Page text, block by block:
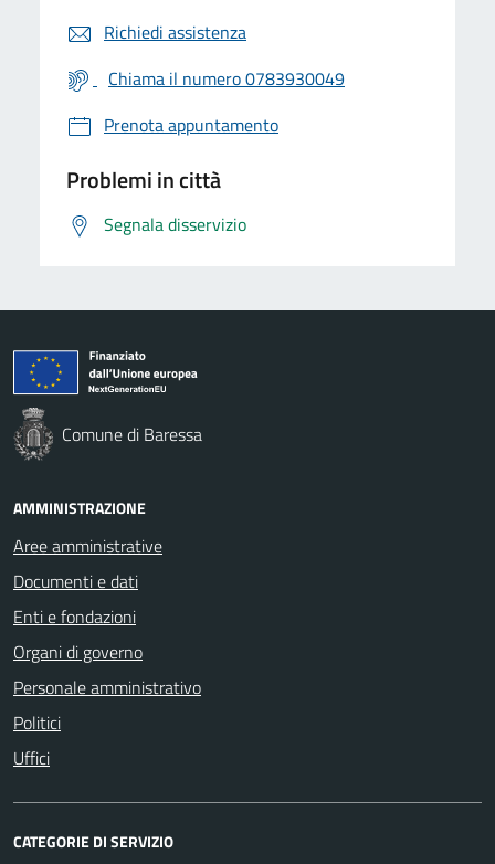
Richiedi assistenza
Chiama il numero 0783930049
Prenota appuntamento
Problemi in città
Segnala disservizio
Comune di Baressa
AMMINISTRAZIONE
Aree amministrative
Documenti e dati
Enti e fondazioni
Organi di governo
Personale amministrativo
Politici
Uffici
CATEGORIE DI SERVIZIO